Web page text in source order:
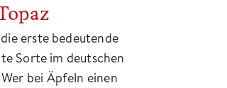
erste bedeutende
Sorte im deutschen
bei Äpfeln einen